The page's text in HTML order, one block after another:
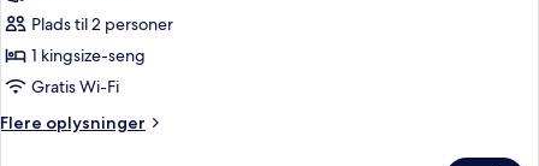
ryger
værelse
-
1
kingsize-
seng
Plads til 2 personer
1 kingsize-seng
Gratis Wi-Fi
Flere oplysninger
Flere